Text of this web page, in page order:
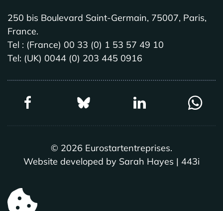
250 bis Boulevard Saint-Germain, 75007, Paris,
France.
Tel : (France) 00 33 (0) 1 53 57 49 10
Tel: (UK) 0044 (0) 203 445 0916
© 2026 Eurostartentreprises.
Website developed by Sarah Hayes | 443i